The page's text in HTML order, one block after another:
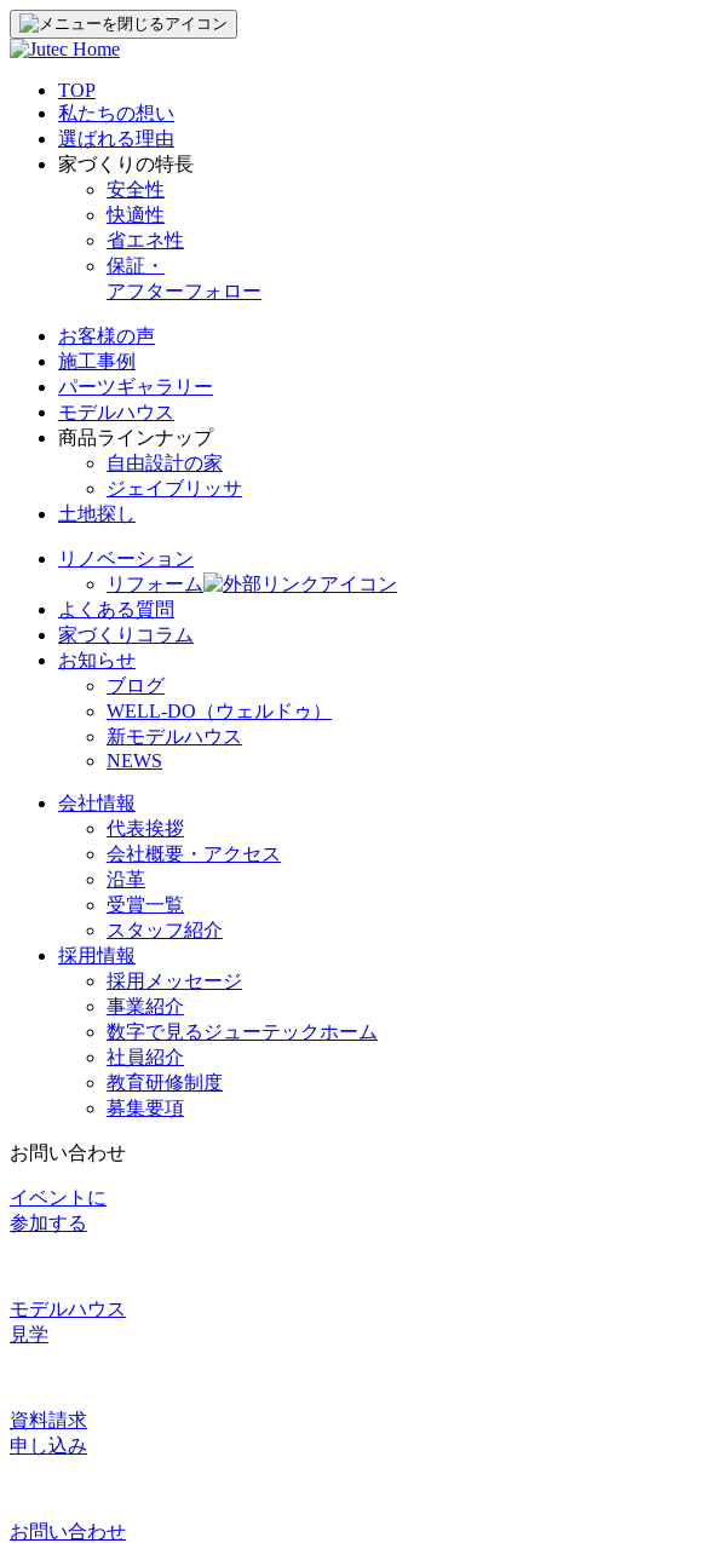
TOP
私たちの想い
選ばれる理由
家づくりの特長
安全性
快適性
省エネ性
保証・
アフターフォロー
お客様の声
施工事例
パーツギャラリー
モデルハウス
商品ラインナップ
自由設計の家
ジェイブリッサ
土地探し
リノベーション
リフォーム
よくある質問
家づくりコラム
お知らせ
ブログ
WELL-DO（ウェルドゥ）
新モデルハウス
NEWS
会社情報
代表挨拶
会社概要・アクセス
沿革
受賞一覧
スタッフ紹介
採用情報
採用メッセージ
事業紹介
数字で見るジューテックホーム
社員紹介
教育研修制度
募集要項
お問い合わせ
イベントに
参加する
モデルハウス
見学
資料請求
申し込み
お問い合わせ